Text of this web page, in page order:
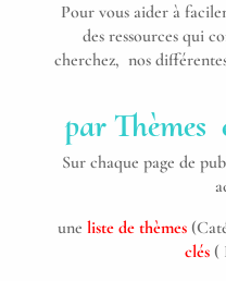
Pour vous aider à
des ressources qui
cherchez, nos
par Thèmes
Sur chaque page de
une liste de thèmes
clés (